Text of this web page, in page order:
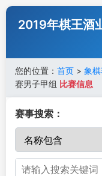
2019年棋王酒
您的位置： 首页 > 象
赛男子甲组 比赛信息
赛事搜索：